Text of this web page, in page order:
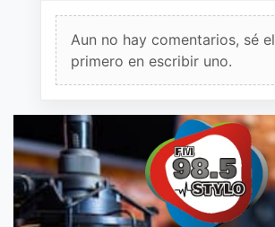
Aun no hay comentarios, sé el
primero en escribir uno.